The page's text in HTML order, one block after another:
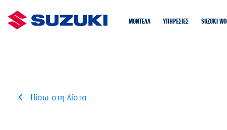
ΜΟΝΤΕΛΑ ΥΠΗΡΕΣΙΕΣ SUZUKI
Πίσω στη λίστα